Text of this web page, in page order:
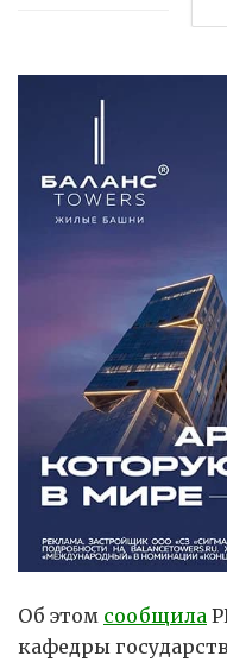
Об этом сообщила
кафедры